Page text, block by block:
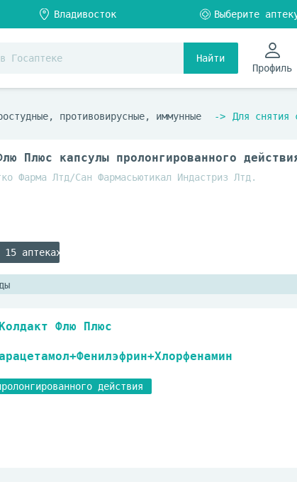
Найти
Профиль
противовирусные, иммунные Для снятия
Плюс капсулы пролонгированного
Фарма Лтд/Сан Фармасьютикал Индастриз Лтд.
аптеках
Колдакт Флю Плюс
действия